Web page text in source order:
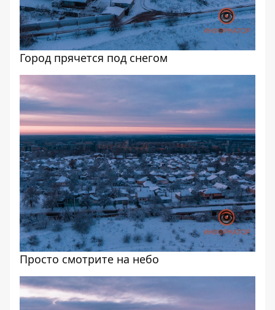
Город прячется под снегом
Просто смотрите на небо